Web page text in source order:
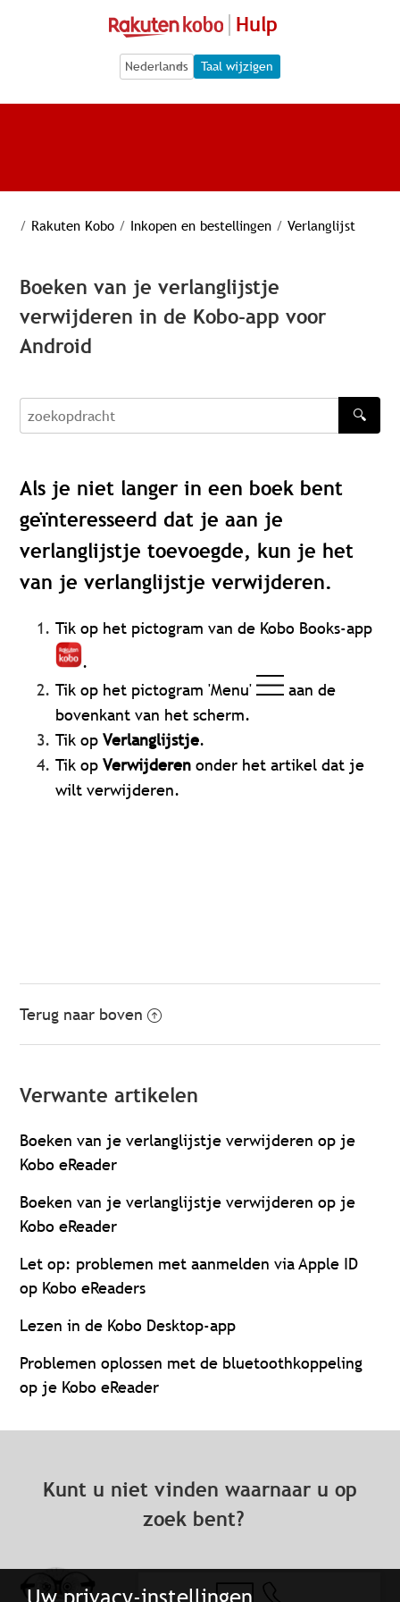
Hulp
Language Selection
Language Selection
Taal wijzigen
/ Rakuten Kobo / Inkopen en bestellingen / Verlanglijst
Boeken van je verlanglijstje
verwijderen in de Kobo-app voor
Android
zoekopdracht
🔍
Als je niet langer in een boek bent
geïnteresseerd dat je aan je
verlanglijstje toevoegde, kun je het
van je verlanglijstje verwijderen.
Tik op het pictogram van de Kobo Books-app
.
Tik op het pictogram 'Menu'
aan de
bovenkant van het scherm.
Tik opVerlanglijstje.
Tik opVerwijderen onder het artikel dat je
wilt verwijderen.
Terug naar boven
Verwante artikelen
Boeken van je verlanglijstje verwijderen op je
Kobo eReader
Boeken van je verlanglijstje verwijderen op je
Kobo eReader
Let op: problemen met aanmelden via Apple ID
op Kobo eReaders
Lezen in de Kobo Desktop-app
Problemen oplossen met de bluetoothkoppeling
op je Kobo eReader
Kunt u niet vinden waarnaar u op
zoek bent?